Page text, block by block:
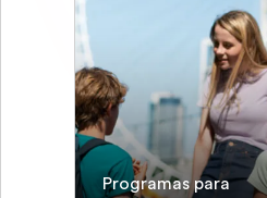
Programas para